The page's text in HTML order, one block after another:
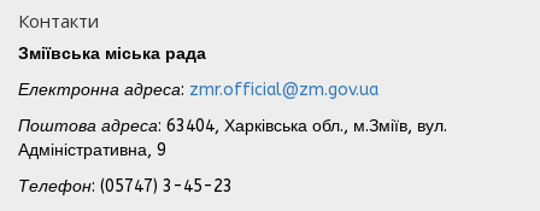
Контакти
Зміївська міська рада
Електронна адреса: zmr.official@zm.gov.ua
Поштова адреса: 63404, Харківська обл., м.Зміїв, вул.
Адміністративна, 9
Телефон: (05747) 3-45-23